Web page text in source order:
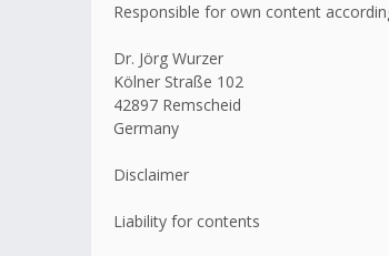
Responsible for own content
Dr. Jörg Wurzer
Kölner Straße 102
42897 Remscheid
Germany
Disclaimer
Liability for contents